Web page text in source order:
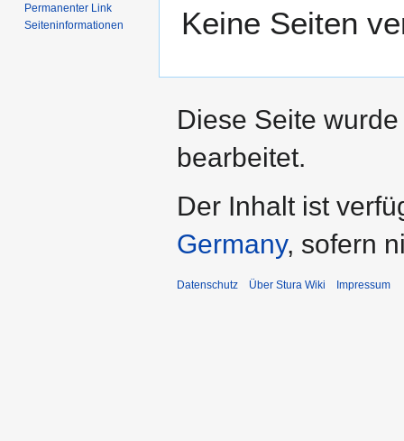
Keine Seiten
Permanenter Link
Seiten­­informationen
Diese Seite
bearbeitet.
Der Inhalt ist
Germany, sofern
Datenschutz Über Stura Wiki Impressum